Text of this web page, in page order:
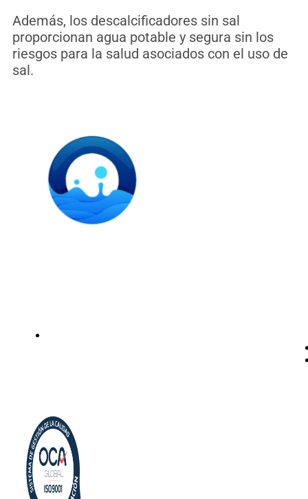
Además, los descalcificadores sin sal
proporcionan agua potable y segura sin los
riesgos para la salud asociados con el uso de
sal.